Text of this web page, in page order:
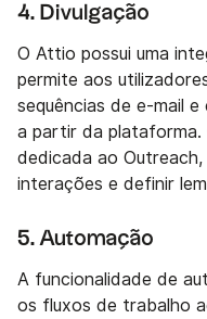
4. Divulgação
O Attio possui uma
permite aos
sequências de e-mail
a partir da plataforma.
dedicada ao
interações e definir
5. Automação
A funcionalidade de
os fluxos de trabalho